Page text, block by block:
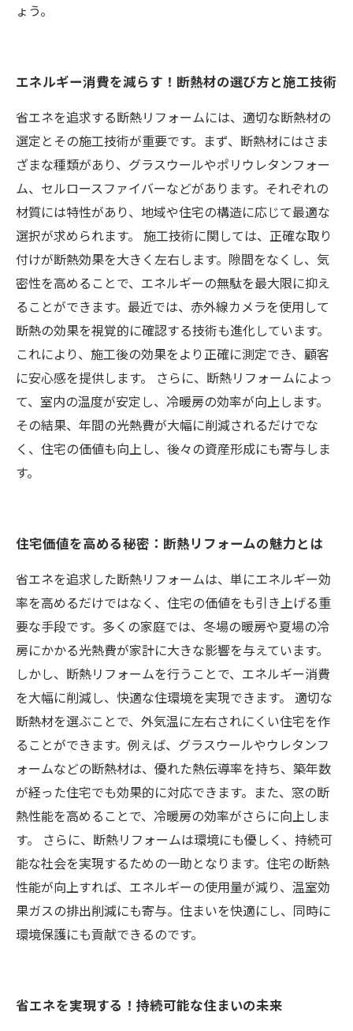
ょう。
エネルギー消費を減らす！断熱材の選び方と施工技術
省エネを追求する断熱リフォームには、適切な断熱材の
選定とその施工技術が重要です。まず、断熱材にはさま
ざまな種類があり、グラスウールやポリウレタンフォー
ム、セルロースファイバーなどがあります。それぞれの
材質には特性があり、地域や住宅の構造に応じて最適な
選択が求められます。 施工技術に関しては、正確な取り
付けが断熱効果を大きく左右します。隙間をなくし、気
密性を高めることで、エネルギーの無駄を最大限に抑え
ることができます。最近では、赤外線カメラを使用して
断熱の効果を視覚的に確認する技術も進化しています。
これにより、施工後の効果をより正確に測定でき、顧客
に安心感を提供します。 さらに、断熱リフォームによっ
て、室内の温度が安定し、冷暖房の効率が向上します。
その結果、年間の光熱費が大幅に削減されるだけでな
く、住宅の価値も向上し、後々の資産形成にも寄与しま
す。
住宅価値を高める秘密：断熱リフォームの魅力とは
省エネを追求した断熱リフォームは、単にエネルギー効
率を高めるだけではなく、住宅の価値をも引き上げる重
要な手段です。多くの家庭では、冬場の暖房や夏場の冷
房にかかる光熱費が家計に大きな影響を与えています。
しかし、断熱リフォームを行うことで、エネルギー消費
を大幅に削減し、快適な住環境を実現できます。 適切な
断熱材を選ぶことで、外気温に左右されにくい住宅を作
ることができます。例えば、グラスウールやウレタンフ
ォームなどの断熱材は、優れた熱伝導率を持ち、築年数
が経った住宅でも効果的に対応できます。また、窓の断
熱性能を高めることで、冷暖房の効率がさらに向上しま
す。 さらに、断熱リフォームは環境にも優しく、持続可
能な社会を実現するための一助となります。住宅の断熱
性能が向上すれば、エネルギーの使用量が減り、温室効
果ガスの排出削減にも寄与。住まいを快適にし、同時に
環境保護にも貢献できるのです。
省エネを実現する！持続可能な住まいの未来